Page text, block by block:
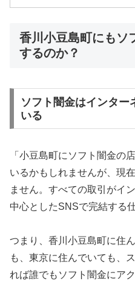
香川小豆島町にもソ
するのか？
ソフト闇金はインター
いる
「小豆島町にソフト闇金の
いるかもしれませんが、現
ません。すべての取引がイ
中心としたSNSで完結する
つまり、香川小豆島町に住
も、東京に住んでいても、
れば誰でもソフト闇金にア